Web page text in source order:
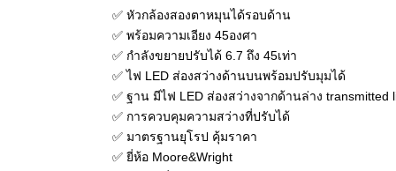
✅ หัวกล้องสองตาหมุนได้รอบด้าน
✅ พร้อมความเอียง 45องศา
✅ กำลังขยายปรับได้ 6.7 ถึง 45เท่า
✅ ไฟ LED ส่องสว่างด้านบนพร้อมปรับมุมได้
✅ ฐาน มีไฟ LED ส่องสว่างจากด้านล่าง transmitted
✅ การควบคุมความสว่างที่ปรับได้
✅ มาตรฐานยุโรป คุ้มราคา
✅ ยี่ห้อ Moore&Wright